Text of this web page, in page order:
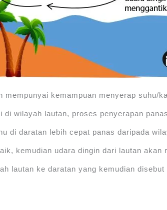
mempunyai kemampuan menyerap suhu/
wilayah lautan, proses penyerapan
di daratan lebih cepat panas daripada
kemudian udara dingin dari lautan akan
lautan ke daratan yang kemudian